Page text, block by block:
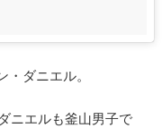
ダニエル。
ニエルも釜山男子で